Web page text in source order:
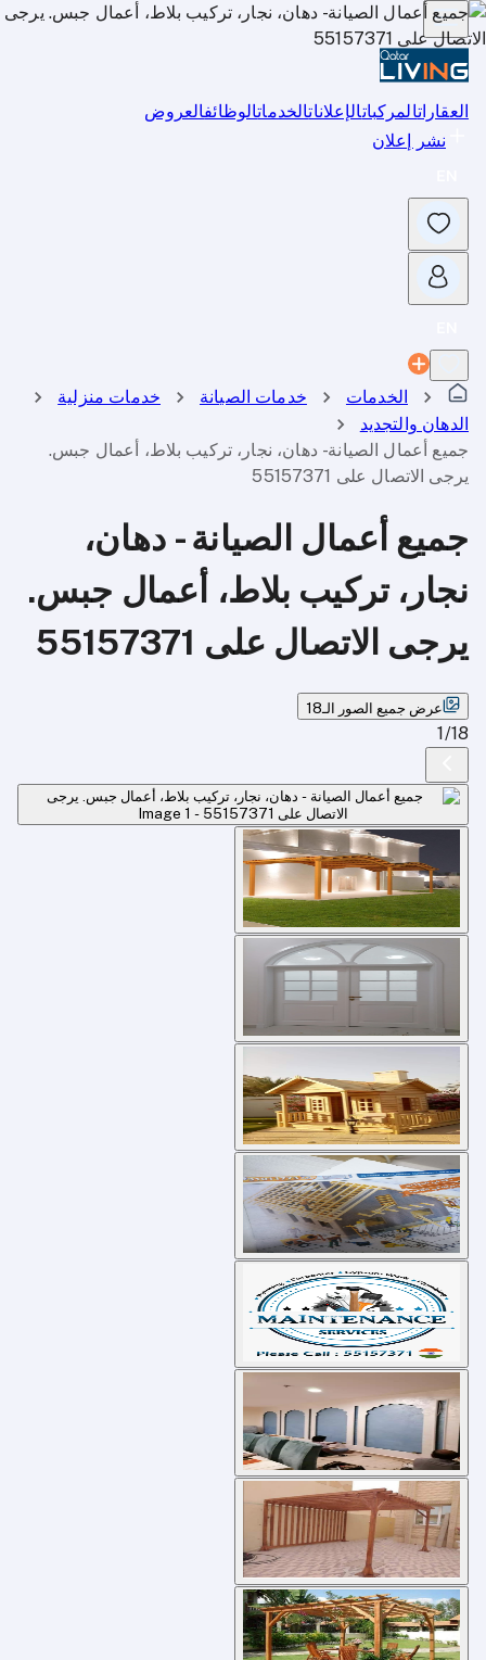
العقاراتالمركباتالإعلاناتالخدماتالوظائفالعروض
نشر إعلان
الخدمات خدمات الصيانة
خدمات منزلية
الدهان والتجديد
جميع أعمال الصيانة - دهان، نجار، تركيب بلاط، أعمال جبس.
يرجى الاتصال على 55157371
جميع أعمال الصيانة - دهان،
نجار، تركيب بلاط، أعمال جبس.
يرجى الاتصال على 55157371
عرض جميع الصور الـ18
1/18